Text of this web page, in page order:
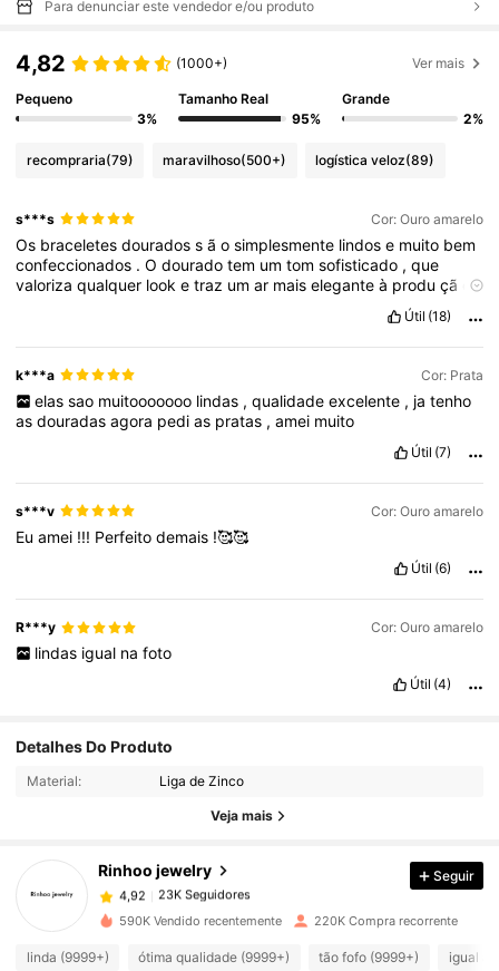
Para denunciar este vendedor e/ou produto
4,82 (1000+) Ver mais
Pequeno
3%
Tamanho Real
95%
Grande
2%
recompraria(79) maravilhoso(500+) logística veloz(89)
s***s Cor: Ouro amarelo
Os braceletesdouradossãosimplesmente lindose muito bem
confeccionados .Odouradotem umtomsofisticado ,que
valorizaqualquer looketraz umar maiseleganteà produçã o.
leveza
prolongado
O
fechoéseguroefácildemanusear,passandoconfiançaao
. Eles ficam
combinadoscom
modernoe estiloso.Aentrega foirápida eoprodutochegou
muitobemembalado.Pelovalorcobrado,aqualidade
excelenteop
Útil (18)
k***a Cor: Prata
elas sao muitooooooo lindas , qualidade excelente , ja tenho
asdouradasagora pedias pratas ,amei muito
Útil (7)
s***v Cor: Ouro amarelo
Euamei !!! Perfeitodemais !🥰🥰
Útil (6)
R***y Cor: Ouro amarelo
lindas igual na foto
Útil (4)
Detalhes Do Produto
Material: Liga de Zinco
Veja mais
Rinhoo jewelry
4,92 23K Seguidores
23K Seguidores
4,92
23K Seguidores
c***2 pago1 dia atrás
4,92
Seguir
590K Vendido recentemente 220K Compra recorrente
linda (9999+) ótima qualidade (9999+) tão fofo (9999+) igual a